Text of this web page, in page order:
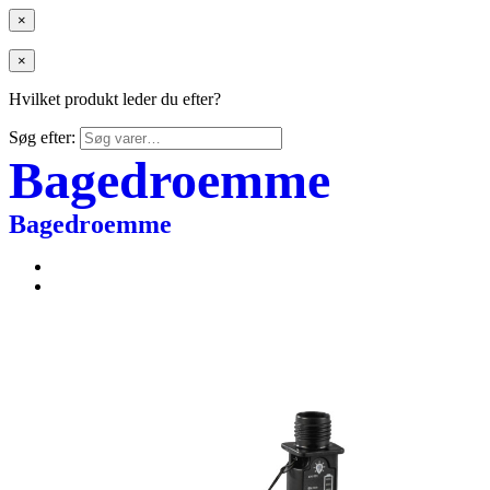
×
×
Hvilket produkt leder du efter?
Søg efter:
Bagedroemme
Bagedroemme